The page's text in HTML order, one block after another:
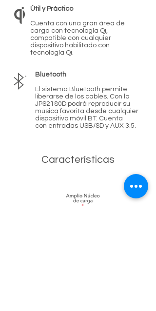
Útil y Práctico
Cuenta con una gran área de
carga con tecnología Qi,
compatible con cualquier
dispositivo habilitado con
tecnología Qi.
Bluetooth
El sistema Bluetooth permite
liberarse de los cables. Con la
JPS2180D podrá reproducir su
música favorita desde cualquier
dispositivo móvil BT. Cuenta
con entradas USB/SD y AUX 3.5.
Características